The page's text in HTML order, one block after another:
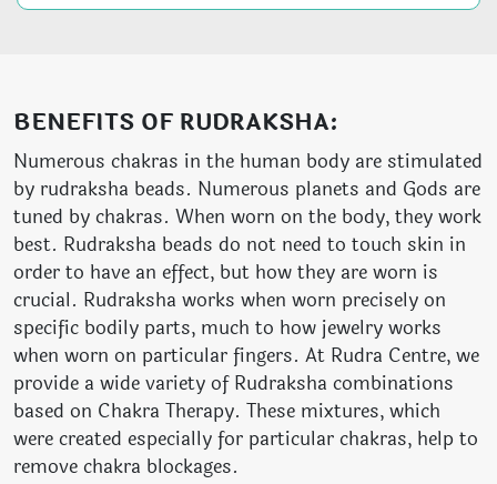
BENEFITS OF RUDRAKSHA:
Numerous chakras in the human body are stimulated
by rudraksha beads. Numerous planets and Gods are
tuned by chakras. When worn on the body, they work
best. Rudraksha beads do not need to touch skin in
order to have an effect, but how they are worn is
crucial. Rudraksha works when worn precisely on
specific bodily parts, much to how jewelry works
when worn on particular fingers. At Rudra Centre, we
provide a wide variety of Rudraksha combinations
based on Chakra Therapy. These mixtures, which
were created especially for particular chakras, help to
remove chakra blockages.